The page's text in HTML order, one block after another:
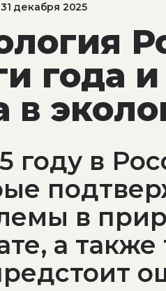
31 декабря 2025
года
в
году в
в
а